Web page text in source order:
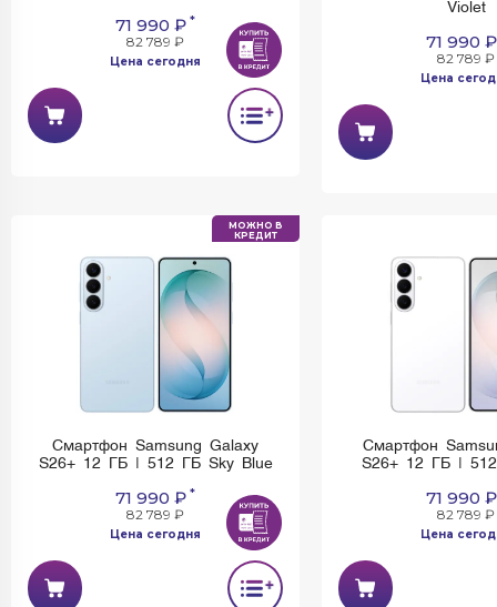
71 990 ₽ *
82 789 ₽
Цена сегодня
Violet
71 990 ₽
82 789 ₽
Цена
МОЖНО В
КРЕДИТ
Смартфон Samsung Galaxy
S26+ 12 ГБ | 512 ГБ Sky Blue
71 990 ₽ *
82 789 ₽
Цена сегодня
Смартфон
S26+ 12 ГБ |
71 990 ₽
82 789 ₽
Цена